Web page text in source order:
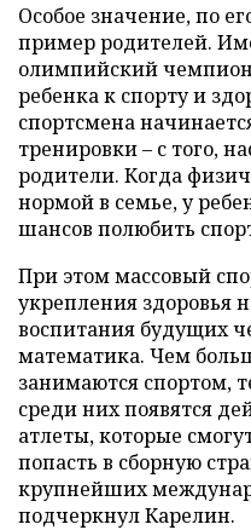
Особое значение, по
пример родителей.
олимпийский
ребенка к спорту и
спортсмена
тренировки – с того,
родители. Когда
нормой в семье, у
шансов полюбить
При этом массовый
укрепления здоровья
воспитания будущих
математика. Чем
занимаются спортом,
среди них появятся
атлеты, которые
попасть в сборную
крупнейших
подчеркнул Карелин.